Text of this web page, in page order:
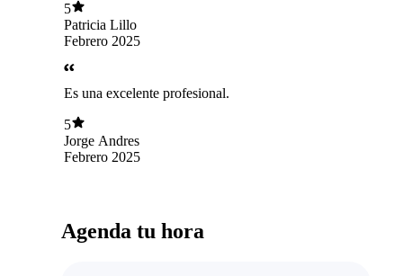
5
Patricia Lillo
Febrero 2025
Es una excelente profesional.
5
Jorge Andres
Febrero 2025
Agenda tu hora